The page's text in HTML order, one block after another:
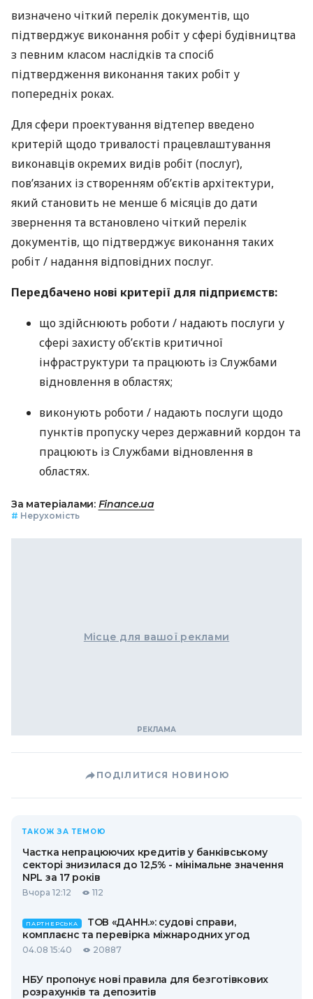
визначено чіткий перелік документів, що
підтверджує виконання робіт у сфері будівництва
з певним класом наслідків та спосіб
підтвердження виконання таких робіт у
попередніх роках.
Для сфери проектування відтепер введено
критерій щодо тривалості працевлаштування
виконавців окремих видів робіт (послуг),
пов’язаних із створенням об’єктів архітектури,
який становить не менше 6 місяців до дати
звернення та встановлено чіткий перелік
документів, що підтверджує виконання таких
робіт / надання відповідних послуг.
Передбачено нові критерії для підприємств:
що здійснюють роботи / надають послуги у
сфері захисту об’єктів критичної
інфраструктури та працюють із Службами
відновлення в областях;
виконують роботи / надають послуги щодо
пунктів пропуску через державний кордон та
працюють із Службами відновлення в
областях.
За матеріалами: Finance.ua
# Нерухомість
Місце для вашої реклами
ПОДІЛИТИСЯ НОВИНОЮ
ТАКОЖ ЗА ТЕМОЮ
Частка непрацюючих кредитів у банківському
секторі знизилася до 12,5% - мінімальне значення
NPL за 17 років
Вчора 12:12 112
ПАРТНЕРСЬКА
ТОВ «ДАНН.»: судові справи,
комплаєнс та перевірка міжнародних угод
04.08 15:40 20887
НБУ пропонує нові правила для безготівкових
розрахунків та депозитів